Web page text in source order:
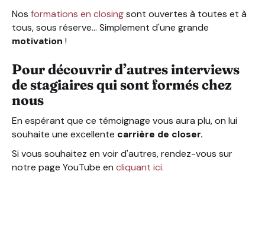
Nos formations en closingsont ouvertes à toutes et à
tous, sous réserve... Simplement d'une grande
motivation !
Pour découvrir d’autres interviews
de stagiaires qui sont formés chez
nous
En espérant que ce témoignage vous aura plu, on lui
souhaite une excellente carrière de closer.
Si vous souhaitez en voir d'autres, rendez-vous sur
notre page YouTube en cliquant ici.